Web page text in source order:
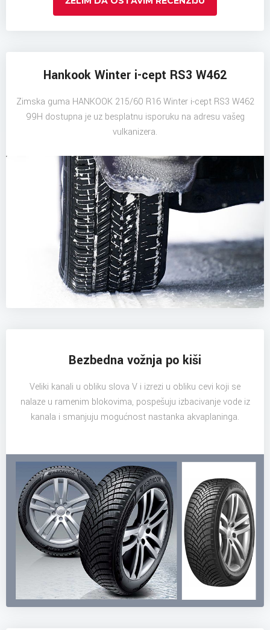
Hankook Winter i-cept RS3 W462
Zimska guma HANKOOK 215/60 R16 Winter i-cept RS3 W462
99H dostupna je uz besplatnu isporuku na adresu vašeg
vulkanizera.
Bezbedna vožnja po kiši
Veliki kanali u obliku slova V i izrezi u obliku cevi koji se
nalaze u ramenim blokovima, pospešuju izbacivanje vode iz
kanala i smanjuju mogućnost nastanka akvaplaninga.